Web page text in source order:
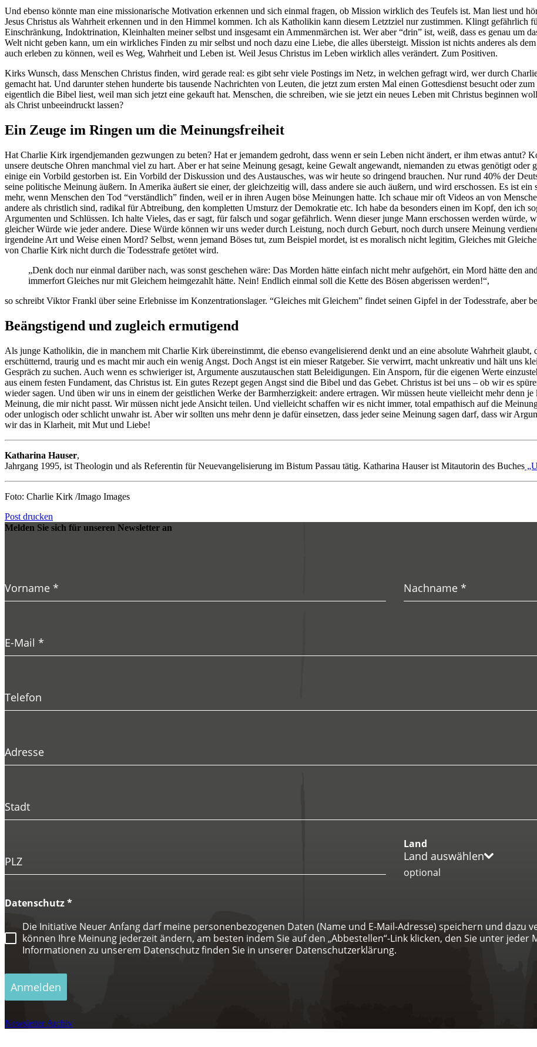
Und ebenso könnte man eine missionarische Motivation erkennen und sich einmal fragen, ob Mission wirklich des Teufels ist. Man liest und
Jesus Christus als Wahrheit erkennen und in den Himmel kommen. Ich als Katholikin kann diesem Letztziel nur zustimmen. Klingt gefährlich
Einschränkung, Indoktrination, Kleinhalten meiner selbst und insgesamt ein Ammenmärchen ist. Wer aber “drin” ist, weiß, dass es genau um
Welt nicht geben kann, um ein wirkliches Finden zu mir selbst und noch dazu eine Liebe, die alles übersteigt. Mission ist nichts anderes als
auch erleben zu können, weil es Weg, Wahrheit und Leben ist. Weil Jesus Christus im Leben wirklich alles verändert. Zum Positiven.
Kirks Wunsch, dass Menschen Christus finden, wird gerade real: es gibt sehr viele Postings im Netz, in welchen gefragt wird, wer durch
gemacht hat. Und darunter stehen hunderte bis tausende Nachrichten von Leuten, die jetzt zum ersten Mal einen Gottesdienst besucht oder
eigentlich die Bibel liest, weil man sich jetzt eine gekauft hat. Menschen, die schreiben, wie sie jetzt ein neues Leben mit Christus beginnen
als Christ unbeeindruckt lassen?
Ein Zeuge im Ringen um die Meinungsfreiheit
Hat Charlie Kirk irgendjemanden gezwungen zu beten? Hat er jemandem gedroht, dass wenn er sein Leben nicht ändert, er ihm etwas antut?
unsere deutsche Ohren manchmal viel zu hart. Aber er hat seine Meinung gesagt, keine Gewalt angewandt, niemanden zu etwas genötigt
einige ein Vorbild gestorben ist. Ein Vorbild der Diskussion und des Austausches, was wir heute so dringend brauchen. Nur rund 40% der
seine politische Meinung äußern. In Amerika äußert sie einer, der gleichzeitig will, dass andere sie auch äußern, und wird erschossen. Es ist
mehr, wenn Menschen den Tod “verständlich” finden, weil er in ihren Augen böse Meinungen hatte. Ich schaue mir oft Videos an von
andere als christlich sind, radikal für Abtreibung, den kompletten Umsturz der Demokratie etc. Ich habe da besonders einen im Kopf, den ich
Argumenten und Schlüssen. Ich halte Vieles, das er sagt, für falsch und sogar gefährlich. Wenn dieser junge Mann erschossen werden würde,
gleicher Würde wie jeder andere. Diese Würde können wir uns weder durch Leistung, noch durch Geburt, noch durch unsere Meinung
irgendeine Art und Weise einen Mord? Selbst, wenn jemand Böses tut, zum Beispiel mordet, ist es moralisch nicht legitim, Gleiches mit
von Charlie Kirk nicht durch die Todesstrafe getötet wird.
„Denk doch nur einmal darüber nach, was sonst geschehen wäre: Das Morden hätte einfach nicht mehr aufgehört, ein Mord hätte den
immerfort Gleiches nur mit Gleichem heimgezahlt hätte. Nein! Endlich einmal soll die Kette des Bösen abgerissen werden!“,
so schreibt Viktor Frankl über seine Erlebnisse im Konzentrationslager. “Gleiches mit Gleichem” findet seinen Gipfel in der Todesstrafe, aber
Beängstigend und zugleich ermutigend
Als junge Katholikin, die in manchem mit Charlie Kirk übereinstimmt, die ebenso evangelisierend denkt und an eine absolute Wahrheit glaubt,
erschütternd, traurig und es macht mir auch ein wenig Angst. Doch Angst ist ein mieser Ratgeber. Sie verwirrt, macht unkreativ und hält uns
Gespräch zu suchen. Auch wenn es schwieriger ist, Argumente auszutauschen statt Beleidigungen. Ein Ansporn, für die eigenen Werte
aus einem festen Fundament, das Christus ist. Ein gutes Rezept gegen Angst sind die Bibel und das Gebet. Christus ist bei uns – ob wir es
wieder sagen. Und üben wir uns in einem der geistlichen Werke der Barmherzigkeit: andere ertragen. Wir müssen heute vielleicht mehr denn
Meinung, die mir nicht passt. Wir müssen nicht jede Ansicht teilen. Und vielleicht schaffen wir es nicht immer, total empathisch auf die
oder unlogisch oder schlicht unwahr ist. Aber wir sollten uns mehr denn je dafür einsetzen, dass jeder seine Meinung sagen darf, dass wir
wir das in Klarheit, mit Mut und Liebe!
Katharina Hauser,
Jahrgang 1995, ist Theologin und als Referentin für Neuevangelisierung im Bistum Passau tätig. Katharina Hauser ist Mitautorin des Buches
Foto: Charlie Kirk /Imago Images
Post drucken
Melden Sie sich für unseren Newsletter an
Vorname * Nachname *
E-Mail *
Telefon
Adresse
Stadt
PLZ
Land
Land auswählen
optional
Datenschutz*
Die Initiative Neuer Anfang darf meine personenbezogenen Daten (Name und E-Mail-Adresse) speichern und
können Ihre Meinung jederzeit ändern, am besten indem Sie auf den „Abbestellen“-Link klicken, den Sie unter
Informationen zu unserem Datenschutz finden Sie in unserer Datenschutzerklärung.
Anmelden
Newsletter Archiv